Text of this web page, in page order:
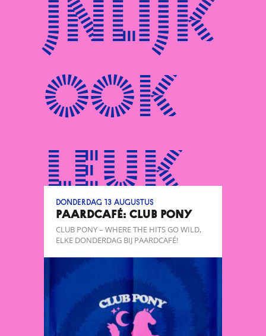
jnlijk
ook
leuk
donderdag 13 augustus
Paardcafé: CLUB PONY
CLUB PONY – WHERE THE HITS GO WILD,
ELKE DONDERDAG BIJ PAARDCAFÉ!